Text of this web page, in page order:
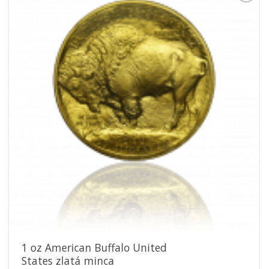
1 oz American Buffalo United
States zlatá minca